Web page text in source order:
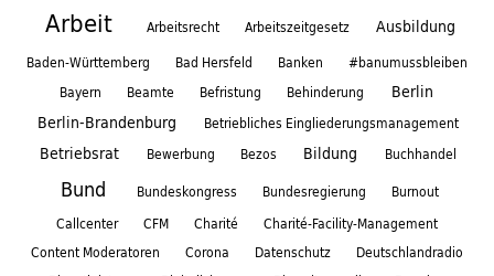
Arbeit Arbeitsrecht Arbeitszeitgesetz Ausbildung
Baden-Württemberg Bad Hersfeld Banken
#banumussbleiben
Bayern
Beamte Befristung Behinderung
Berlin
Berlin-Brandenburg
Betriebliches Eingliederungsmanagement
Betriebsrat Bewerbung Bezos Bildung Buchhandel
Bund Bundeskongress Bundesregierung
Burnout
Callcenter
CFM Charité
Charité-Facility-Management
Content Moderatoren
Corona Datenschutz
Deutschlandradio